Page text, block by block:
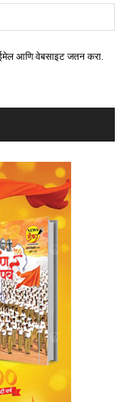
ईमेल आणि वेबसाइट जतन करा.